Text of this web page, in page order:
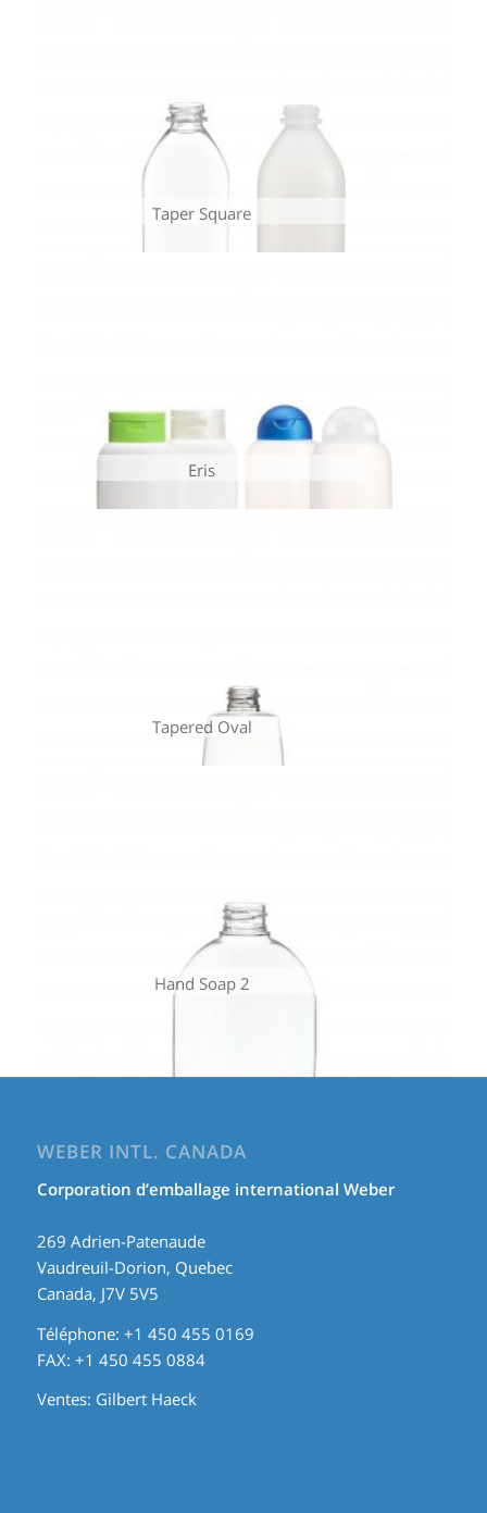
Taper Square
Eris
Tapered Oval
Hand Soap 2
WEBER INTL. CANADA
Corporation d’emballage international Weber
269 Adrien-Patenaude
Vaudreuil-Dorion, Quebec
Canada, J7V 5V5
Téléphone: +1 450 455 0169
FAX: +1 450 455 0884
Ventes: Gilbert Haeck